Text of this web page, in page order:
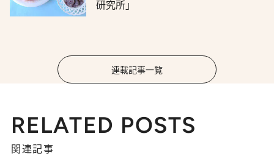
研究所」
連載記事一覧
RELATED POSTS
関連記事